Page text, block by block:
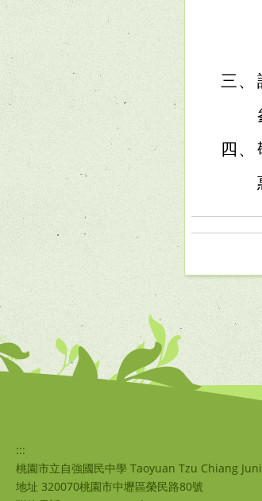
三、
四、
:::
桃園市立自強國民中學 Taoyuan Tzu Chiang
地址 320070桃園市中壢區榮民路80號